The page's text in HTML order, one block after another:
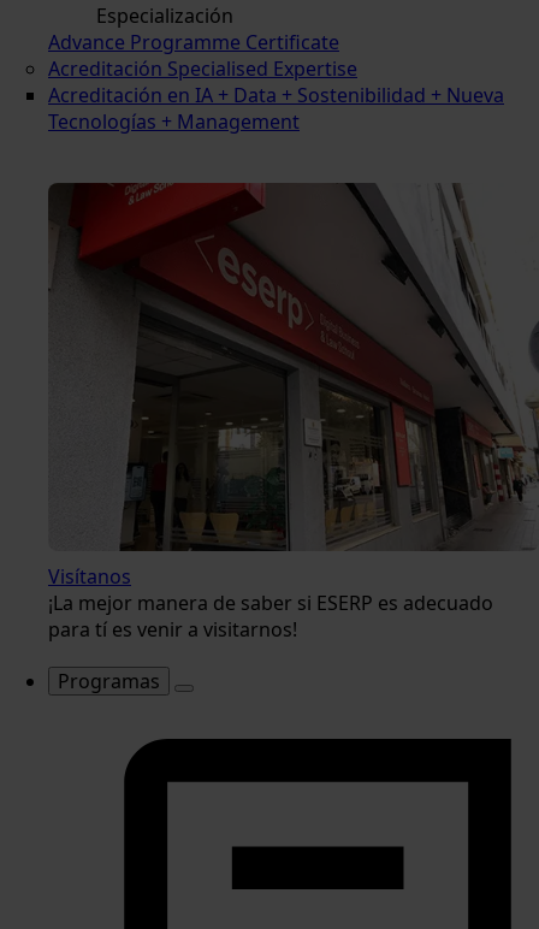
Especialización
Advance Programme Certificate
Acreditación Specialised Expertise
Acreditación en IA + Data + Sostenibilidad + Nueva
Tecnologías + Management
Visítanos
¡La mejor manera de saber si ESERP es adecuado
para tí es venir a visitarnos!
Programas